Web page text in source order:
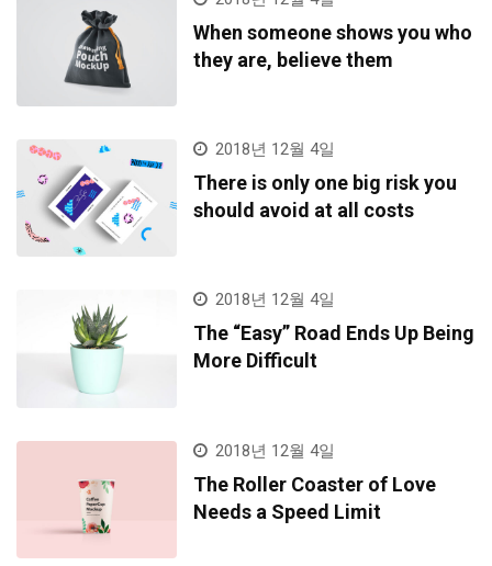
When someone shows you who
they are, believe them
2018년 12월 4일
There is only one big risk you
should avoid at all costs
2018년 12월 4일
The “Easy” Road Ends Up Being
More Difficult
2018년 12월 4일
The Roller Coaster of Love
Needs a Speed Limit